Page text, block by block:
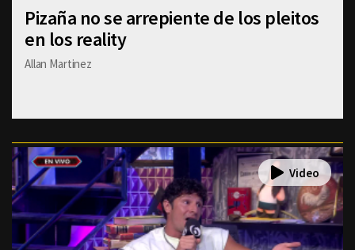
Pizaña no se arrepiente de los pleitos
en los reality
Allan Martinez